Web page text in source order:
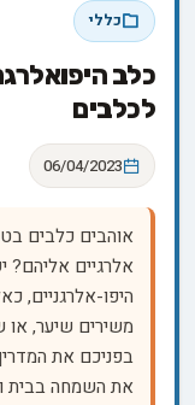
כללי
כלב
לכלבים
06/04/2023
אוהבים כלבים
אלרגיים אליהם?
היפו-אלרגניים,
משירים שיער,
בפניכם את
את השמחה בבית